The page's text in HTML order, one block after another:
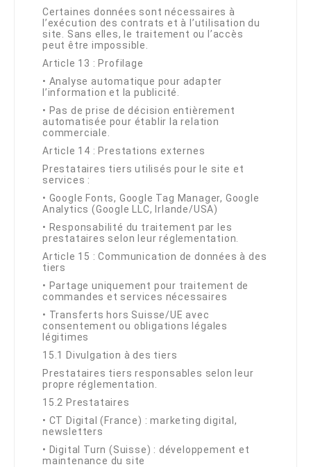
Certaines données sont nécessaires à
l’exécution des contrats et à l’utilisation du
site. Sans elles, le traitement ou l’accès
peut être impossible.
Article 13 : Profilage
• Analyse automatique pour adapter
l’information et la publicité.
• Pas de prise de décision entièrement
automatisée pour établir la relation
commerciale.
Article 14 : Prestations externes
Prestataires tiers utilisés pour le site et
services :
• Google Fonts, Google Tag Manager, Google
Analytics (Google LLC, Irlande/USA)
• Responsabilité du traitement par les
prestataires selon leur réglementation.
Article 15 : Communication de données à des
tiers
• Partage uniquement pour traitement de
commandes et services nécessaires
• Transferts hors Suisse/UE avec
consentement ou obligations légales
légitimes
15.1 Divulgation à des tiers
Prestataires tiers responsables selon leur
propre réglementation.
15.2 Prestataires
• CT Digital (France) : marketing digital,
newsletters
• Digital Turn (Suisse) : développement et
maintenance du site